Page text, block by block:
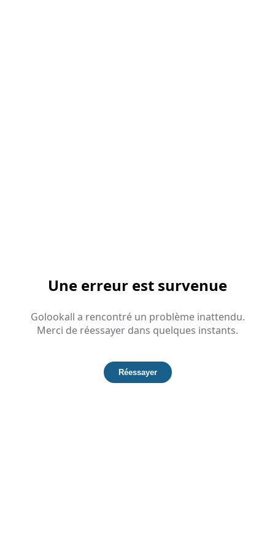
Une erreur est survenue
Golookall a rencontré un problème inattendu.
Merci de réessayer dans quelques instants.
Réessayer